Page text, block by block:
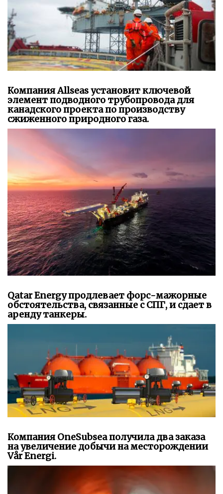
Компания Allseas установит ключевой
элемент подводного трубопровода для
канадского проекта по производству
сжиженного природного газа.
Qatar Energy продлевает форс-мажорные
обстоятельства, связанные с СПГ, и сдает в
аренду танкеры.
Компания OneSubsea получила два заказа
на увеличение добычи на месторождении
Vår Energi.